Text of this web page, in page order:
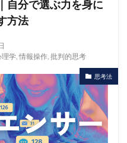
自分で選ぶ力を身に
方法
理学, 情報操作, 批判的思考
思考法